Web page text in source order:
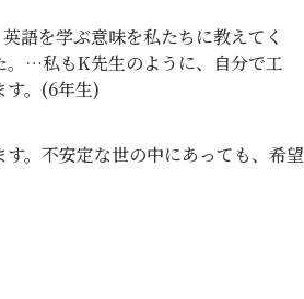
語を学ぶ意味を私たちに教えてく
。…私もK先生のように、自分で工
す。(6年生)
。不安定な世の中にあっても、希望